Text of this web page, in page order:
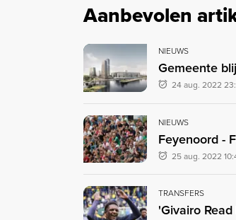
Aanbevolen
NIEUWS
Gemeente
24 aug. 2022
NIEUWS
Feyenoord -
25 aug. 2022
TRANSFERS
'Givairo